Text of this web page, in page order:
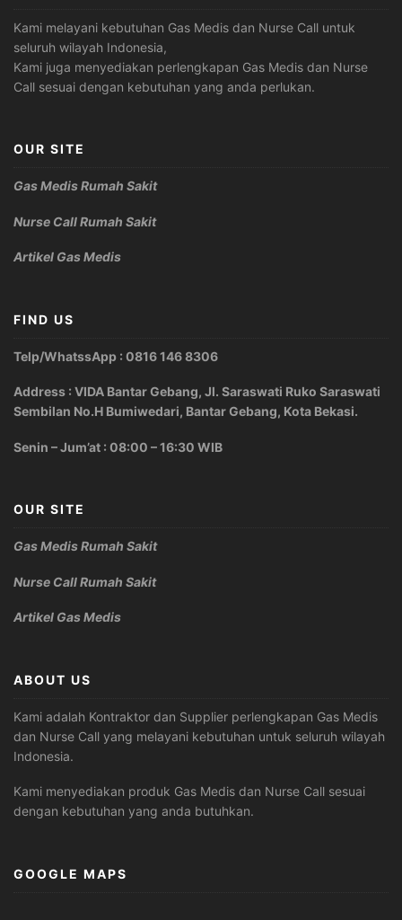
Kami melayani kebutuhan Gas Medis dan Nurse Call untuk
seluruh wilayah Indonesia,
Kami juga menyediakan perlengkapan Gas Medis dan Nurse
Call sesuai dengan kebutuhan yang anda perlukan.
OUR SITE
Gas Medis Rumah Sakit
Nurse Call Rumah Sakit
Artikel Gas Medis
FIND US
Telp/WhatssApp : 0816 146 8306
Address : VIDA Bantar Gebang, Jl. Saraswati Ruko Saraswati
Sembilan No.H Bumiwedari, Bantar Gebang, Kota Bekasi.
Senin – Jum’at : 08:00 – 16:30 WIB
OUR SITE
Gas Medis Rumah Sakit
Nurse Call Rumah Sakit
Artikel Gas Medis
ABOUT US
Kami adalah Kontraktor dan Supplier perlengkapan Gas Medis
dan Nurse Call yang melayani kebutuhan untuk seluruh wilayah
Indonesia.
Kami menyediakan produk Gas Medis dan Nurse Call sesuai
dengan kebutuhan yang anda butuhkan.
GOOGLE MAPS